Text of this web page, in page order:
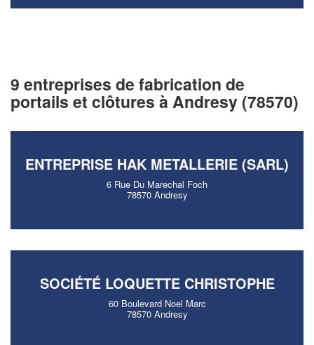
9 entreprises de fabrication de
portails et clôtures à Andresy (78570)
ENTREPRISE HAK METALLERIE (SARL)
6 Rue Du Marechal Foch
78570 Andresy
SOCIÉTÉ LOQUETTE CHRISTOPHE
60 Boulevard Noel Marc
78570 Andresy